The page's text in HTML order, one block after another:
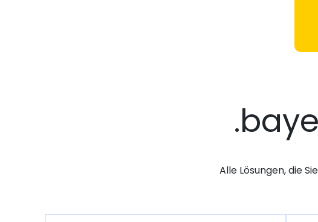
Alle Lösungen, die